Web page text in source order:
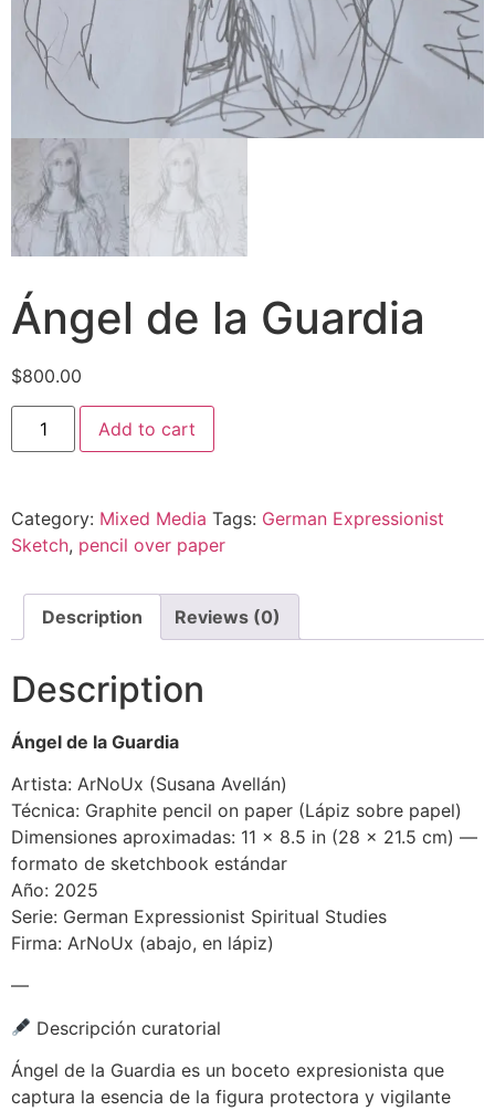
Ángel de la Guardia
$800.00
Add to cart
Category: Mixed Media Tags: German Expressionist
Sketch, pencil over paper
Description Reviews (0)
Description
Ángel de la Guardia
Artista: ArNoUx (Susana Avellán)
Técnica: Graphite pencil on paper (Lápiz sobre papel)
Dimensiones aproximadas: 11 x 8.5 in (28 x 21.5 cm) —
formato de sketchbook estándar
Año: 2025
Serie: German Expressionist Spiritual Studies
Firma: ArNoUx (abajo, en lápiz)
—
Descripción curatorial
Ángel de la Guardia es un boceto expresionista que
captura la esencia de la figura protectora y vigilante